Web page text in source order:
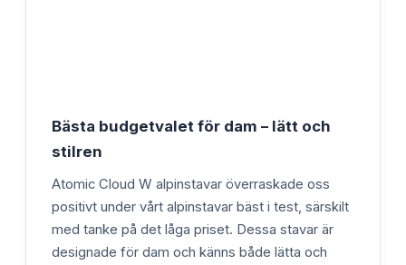
Bästa budgetvalet för dam – lätt och
stilren
Atomic Cloud W alpinstavar överraskade oss
positivt under vårt alpinstavar bäst i test, särskilt
med tanke på det låga priset. Dessa stavar är
designade för dam och känns både lätta och